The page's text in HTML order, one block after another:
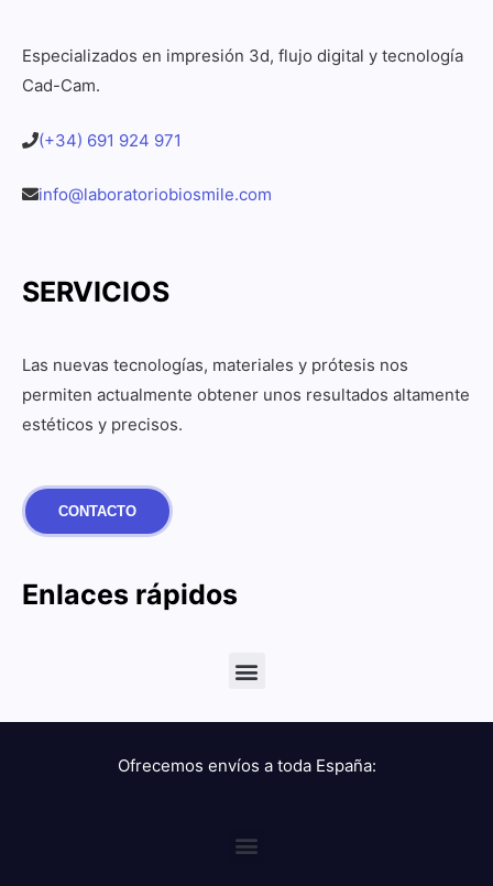
Especializados en impresión 3d, flujo digital y tecnología
Cad-Cam.
(+34) 691 924 971
info@laboratoriobiosmile.com
SERVICIOS
Las nuevas tecnologías, materiales y prótesis nos
permiten actualmente obtener unos resultados altamente
estéticos y precisos.
CONTACTO
Enlaces rápidos
Ofrecemos envíos a toda España: